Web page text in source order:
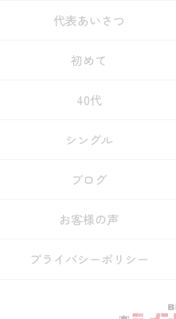
代表あいさつ
初めて
40代
シングル
ブログ
お客様の声
プライバシーポリシー